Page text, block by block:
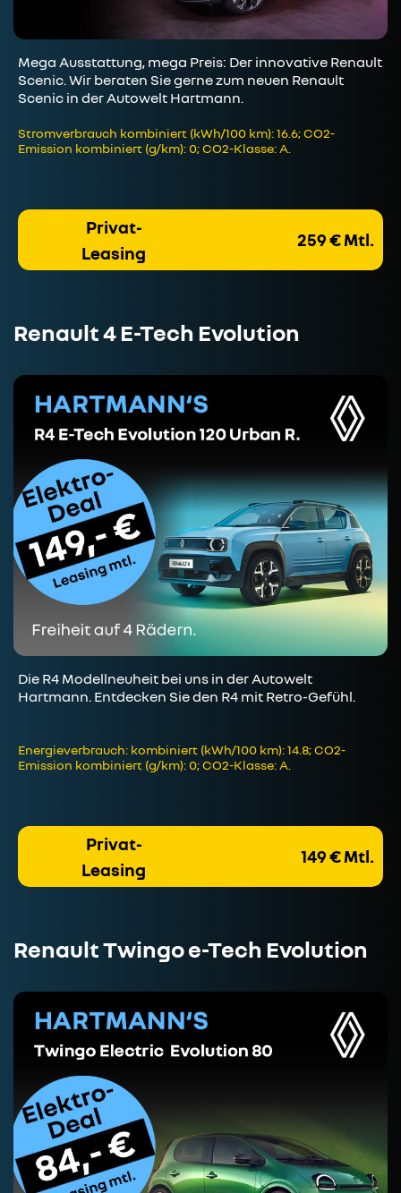
Mega Ausstattung, mega Preis: Der innovative Renault
Scenic. Wir beraten Sie gerne zum neuen Renault
Scenic in der Autowelt Hartmann.
Stromverbrauch kombiniert (kWh/100 km): 16.6; CO2-
Emission kombiniert (g/km): 0; CO2-Klasse: A.
Privat-
Leasing
259 € Mtl.
Renault 4 E-Tech Evolution
Die R4 Modellneuheit bei uns in der Autowelt
Hartmann. Entdecken Sie den R4 mit Retro-Gefühl.
Energieverbrauch: kombiniert (kWh/100 km): 14.8; CO2-
Emission kombiniert (g/km): 0; CO2-Klasse: A.
Privat-
Leasing
149 € Mtl.
Renault Twingo e-Tech Evolution